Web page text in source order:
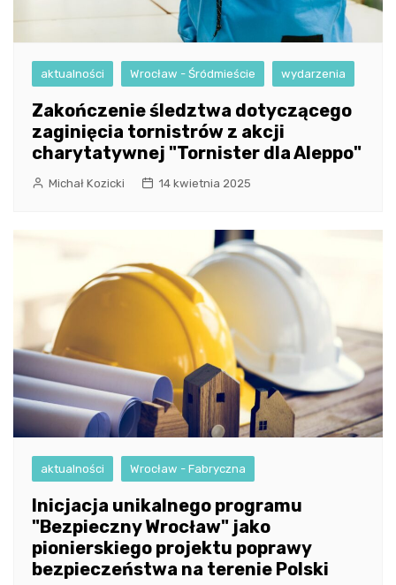
aktualności Wrocław - Śródmieście wydarzenia
Zakończenie śledztwa dotyczącego
zaginięcia tornistrów z akcji
charytatywnej "Tornister dla Aleppo"
Michał Kozicki 14 kwietnia 2025
aktualności Wrocław - Fabryczna
Inicjacja unikalnego programu
"Bezpieczny Wrocław" jako
pionierskiego projektu poprawy
bezpieczeństwa na terenie Polski